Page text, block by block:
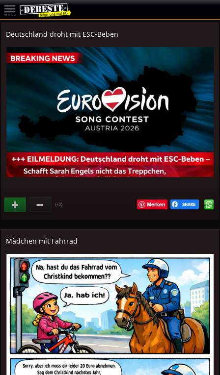
Deutschland droht mit ESC-Beben
(+2) Merken
Mädchen mit Fahrrad